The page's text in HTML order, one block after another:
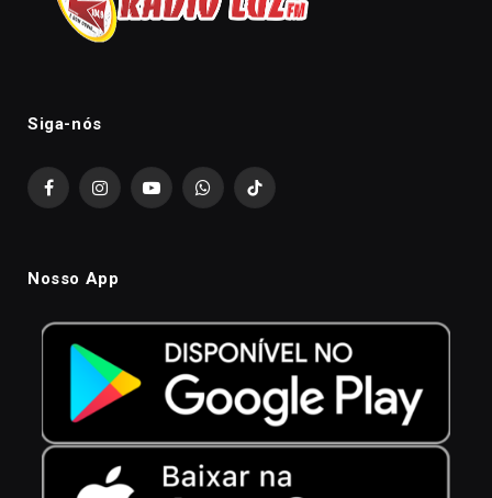
Siga-nós
FacebookInstagramYouTubeWhatsAppTikTok
Nosso App